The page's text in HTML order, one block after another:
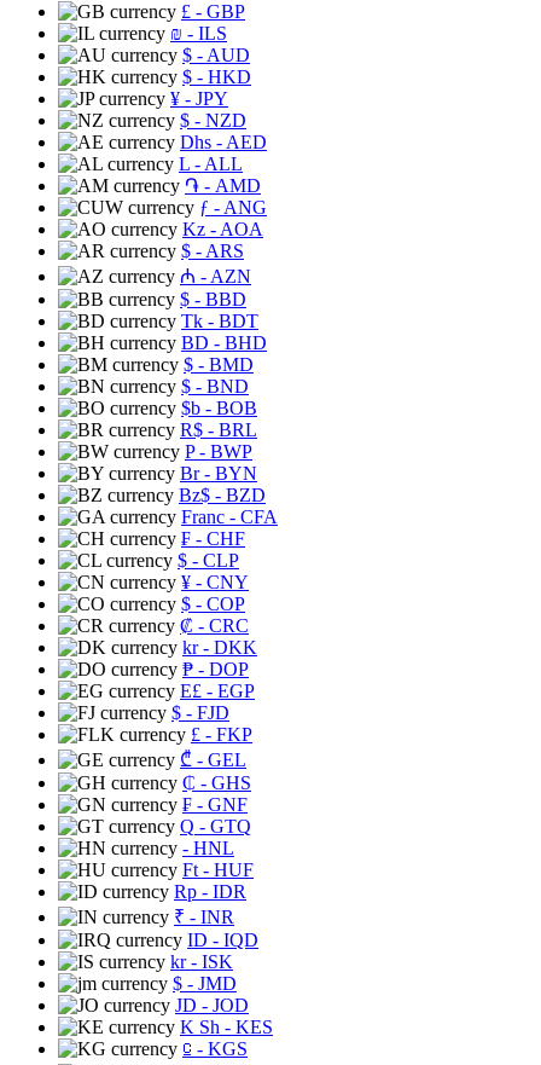
£ - GBP
₪ - ILS
$ - AUD
$ - HKD
¥ - JPY
$ - NZD
Dhs - AED
L - ALL
֏ - AMD
ƒ - ANG
Kz - AOA
$ - ARS
₼ - AZN
$ - BBD
Tk - BDT
BD - BHD
$ - BMD
$ - BND
$b - BOB
R$ - BRL
P- BWP
Br- BYN
Bz$ - BZD
Franc - CFA
₣ - CHF
$ - CLP
¥ - CNY
$ - COP
₡ - CRC
kr- DKK
₱ - DOP
E£ - EGP
$ - FJD
£ - FKP
₾ - GEL
₵ - GHS
₣ - GNF
Q - GTQ
- HNL
Ft - HUF
Rp - IDR
₹ - INR
ID - IQD
kr- ISK
$ - JMD
JD - JOD
K Sh - KES
⃀ - KGS